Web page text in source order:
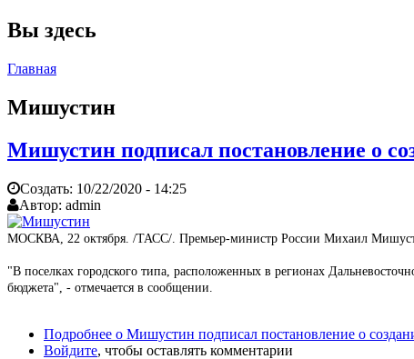
Вы здесь
Главная
Мишустин
Мишустин подписал постановление о
Создать: 10/22/2020 - 14:25
Автор: admin
МОСКВА, 22 октября. /ТАСС/. Премьер-министр России Михаил
"В поселках городского типа, расположенных в регионах
бюджета", - отмечается в сообщении.
Подробнее о Мишустин подписал постановление о
Войдите, чтобы оставлять комментарии